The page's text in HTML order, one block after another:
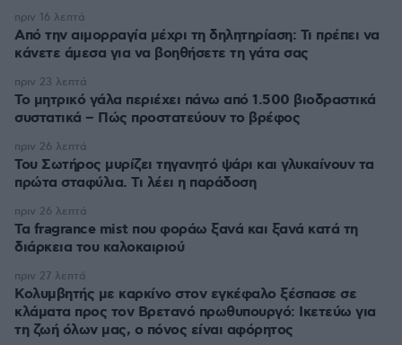
Από την αιμορραγία μέχρι τη δηλητηρίαση: Τι πρέπει να
κάνετε άμεσα για να βοηθήσετε τη γάτα σας
πριν 16 λεπτά
Το μητρικό γάλα περιέχει πάνω από 1.500 βιοδραστικά
συστατικά – Πώς προστατεύουν το βρέφος
πριν 23 λεπτά
Του Σωτήρος μυρίζει τηγανητό ψάρι και γλυκαίνουν τα
πρώτα σταφύλια. Τι λέει η παράδοση
πριν 26 λεπτά
Τα fragrance mist που φοράω ξανά και ξανά κατά τη
διάρκεια του καλοκαιριού
πριν 26 λεπτά
Κολυμβητής με καρκίνο στον εγκέφαλο ξέσπασε σε
κλάματα προς τον Βρετανό πρωθυπουργό: Ικετεύω για
τη ζωή όλων μας, ο πόνος είναι αφόρητος
πριν 27 λεπτά